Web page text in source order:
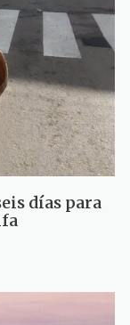
días para